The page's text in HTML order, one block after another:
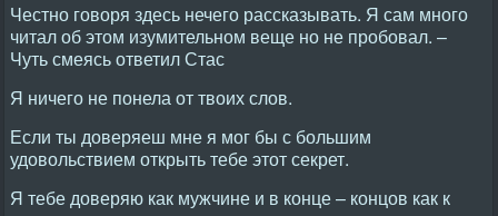
Честно говоря здесь нечего рассказывать. Я сам много
читал об этом изумительном веще но не пробовал. –
Чуть смеясь ответил Стас
Я ничего не понела от твоих слов.
Если ты доверяеш мне я мог бы с большим
удовольствием открыть тебе этот секрет.
Я тебе доверяю как мужчине и в конце – концов как к